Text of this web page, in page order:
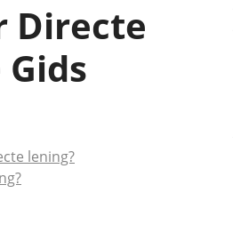
Directe
lening?